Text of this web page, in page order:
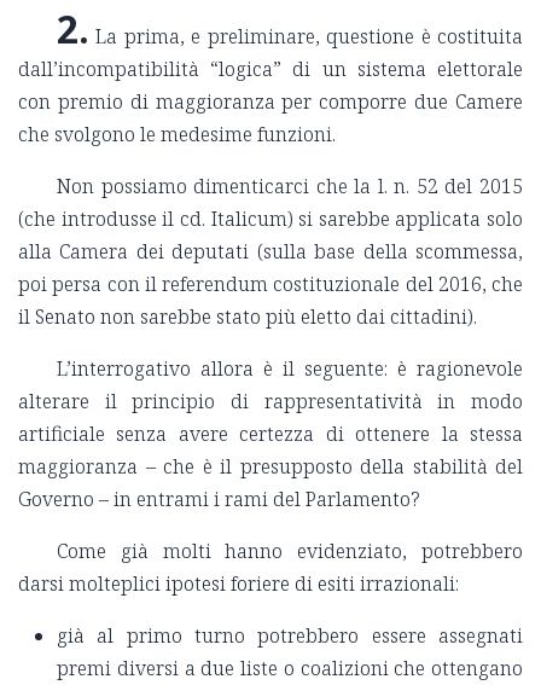
2. La prima, e preliminare, questione è costituita
dall’incompatibilità “logica” di un sistema elettorale
con premio di maggioranza per comporre due Camere
che svolgono le medesime funzioni.
Non possiamo dimenticarci che la l. n. 52 del 2015
(che introdusse il cd. Italicum) si sarebbe applicata solo
alla Camera dei deputati (sulla base della scommessa,
poi persa con il referendum costituzionale del 2016, che
il Senato non sarebbe stato più eletto dai cittadini).
L’interrogativo allora è il seguente: è ragionevole
alterare il principio di rappresentatività in modo
artificiale senza avere certezza di ottenere la stessa
maggioranza – che è il presupposto della stabilità del
Governo – in entrami i rami del Parlamento?
Come già molti hanno evidenziato, potrebbero
darsi molteplici ipotesi foriere di esiti irrazionali:
già al primo turno potrebbero essere assegnati
premi diversi a due liste o coalizioni che ottengano